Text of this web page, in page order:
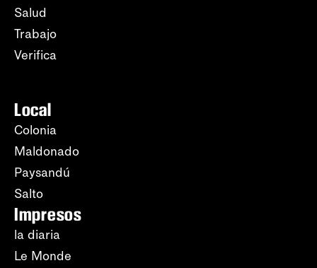
Salud
Trabajo
Verifica
Local
Colonia
Maldonado
Paysandú
Salto
Impresos
la diaria
Le Monde